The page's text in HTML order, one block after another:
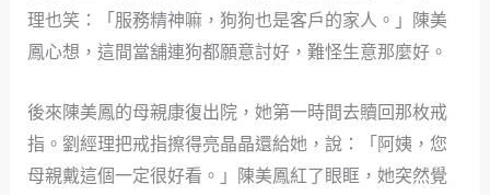
理也笑：「服務精神嘛，狗狗也是客戶的家人。」陳美
鳳心想，這間當舖連狗都願意討好，難怪生意那麼好。
後來陳美鳳的母親康復出院，她第一時間去贖回那枚戒
指。劉經理把戒指擦得亮晶晶還給她，說：「阿姨，您
母親戴這個一定很好看。」陳美鳳紅了眼眶，她突然覺